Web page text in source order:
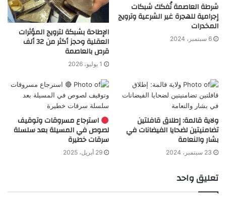
شرطة العاصمة تُفكك شبكات
إجرامية للهجرة غير الشرعية وترويج
المخدرات
6 سبتمبر، 2024 الإطاحة بشبكة لترويج المؤثرات
العقلية وحجز أكثر من 32 ألف
قرص بالعاصمة
1 يوليو، 2026
ولاية قالمة: إطلاق قافلتين
تضامنيتين لضحايا الفيضانات في
بشار والنعامة
23 سبتمبر، 2024
استرجاع مسروقات وتوقيف
لصوص في المسيلة بعد سلسلة
سرقات خطيرة
29 أبريل، 2025
تعليق واحد